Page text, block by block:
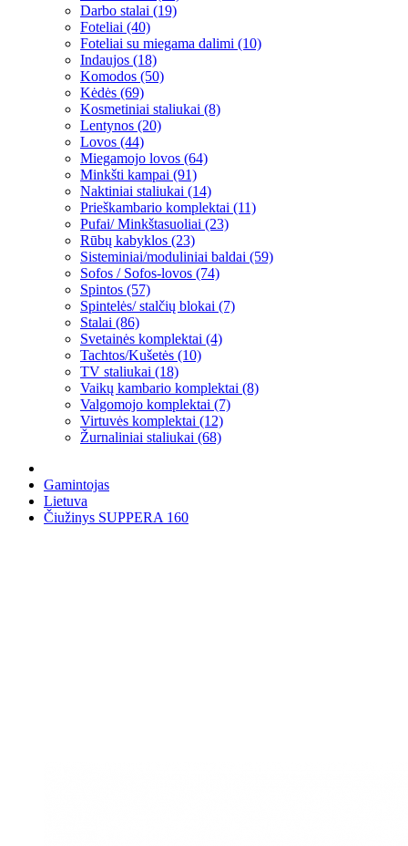
Darbo stalai (19)
Foteliai (40)
Foteliai su miegama dalimi (10)
Indaujos (18)
Komodos (50)
Kėdės (69)
Kosmetiniai staliukai (8)
Lentynos (20)
Lovos (44)
Miegamojo lovos (64)
Minkšti kampai (91)
Naktiniai staliukai (14)
Prieškambario komplektai (11)
Pufai/ Minkštasuoliai (23)
Rūbų kabyklos (23)
Sisteminiai/moduliniai baldai (59)
Sofos / Sofos-lovos (74)
Spintos (57)
Spintelės/ stalčių blokai (7)
Stalai (86)
Svetainės komplektai (4)
Tachtos/Kušetės (10)
TV staliukai (18)
Vaikų kambario komplektai (8)
Valgomojo komplektai (7)
Virtuvės komplektai (12)
Žurnaliniai staliukai (68)
Gamintojas
Lietuva
Čiužinys SUPPERA 160